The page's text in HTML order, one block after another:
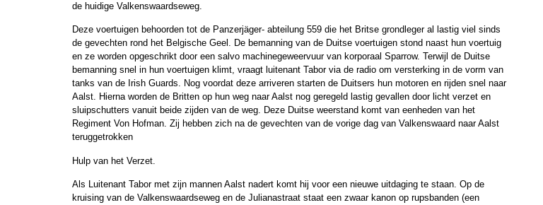
de huidige Valkenswaardseweg.
Deze voertuigen behoorden tot de Panzerjäger- abteilung 559 die het Britse grondleger al lastig viel sinds
de gevechten rond het Belgische Geel. De bemanning van de Duitse voertuigen stond naast hun voertuig
en ze worden opgeschrikt door een salvo machinegeweervuur van korporaal Sparrow. Terwijl de Duitse
bemanning snel in hun voertuigen klimt, vraagt luitenant Tabor via de radio om versterking in de vorm van
tanks van de Irish Guards. Nog voordat deze arriveren starten de Duitsers hun motoren en rijden snel naar
Aalst. Hierna worden de Britten op hun weg naar Aalst nog geregeld lastig gevallen door licht verzet en
sluipschutters vanuit beide zijden van de weg. Deze Duitse weerstand komt van eenheden van het
Regiment Von Hofman. Zij hebben zich na de gevechten van de vorige dag van Valkenswaard naar Aalst
teruggetrokken
Hulp van het Verzet.
Als Luitenant Tabor met zijn mannen Aalst nadert komt hij voor een nieuwe uitdaging te staan. Op de
kruising van de Valkenswaardseweg en de Julianastraat staat een zwaar kanon op rupsbanden (een